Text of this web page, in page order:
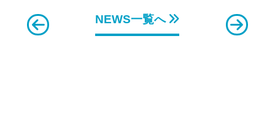
NEWS一覧へ